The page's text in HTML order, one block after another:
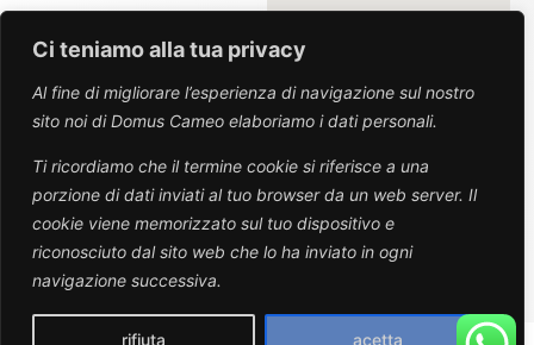
Ci teniamo alla tua privacy
Al fine di migliorare l’esperienza di navigazione sul nostro
sito noi di Domus Cameo elaboriamo i dati personali.
Ti ricordiamo che il termine cookie si riferisce a una
porzione di dati inviati al tuo browser da un web server. Il
cookie viene memorizzato sul tuo dispositivo e
riconosciuto dal sito web che lo ha inviato in ogni
navigazione successiva.
rifiuta acetta
ABOUT
Contatti
SEGUICI SUI SOCIAL